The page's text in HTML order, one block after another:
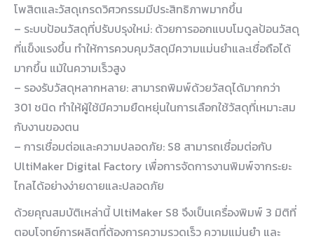
โพสิตและวัสดุเกรดวิศวกรรมมีประสิทธิภาพมากขึ้น
– ระบบป้อนวัสดุที่ปรับปรุงใหม่: ด้วยการออกแบบโมดูลป้อนวัสดุ
ที่แข็งแรงขึ้น ทำให้การควบคุมวัสดุมีความแม่นยำและเชื่อถือได้
มากขึ้น แม้ในความเร็วสูง
– รองรับวัสดุหลากหลาย: สามารถพิมพ์ด้วยวัสดุได้มากกว่า
301 ชนิด ทำให้ผู้ใช้มีความยืดหยุ่นในการเลือกใช้วัสดุที่เหมาะสม
กับงานของตน
– การเชื่อมต่อและความปลอดภัย: S8 สามารถเชื่อมต่อกับ
UltiMaker Digital Factory เพื่อการจัดการงานพิมพ์จากระยะ
ไกลได้อย่างง่ายดายและปลอดภัย
ด้วยคุณสมบัติเหล่านี้ UltiMaker S8 จึงเป็นเครื่องพิมพ์ 3 มิติที่
ตอบโจทย์การผลิตที่ต้องการความรวดเร็ว ความแม่นยำ และ